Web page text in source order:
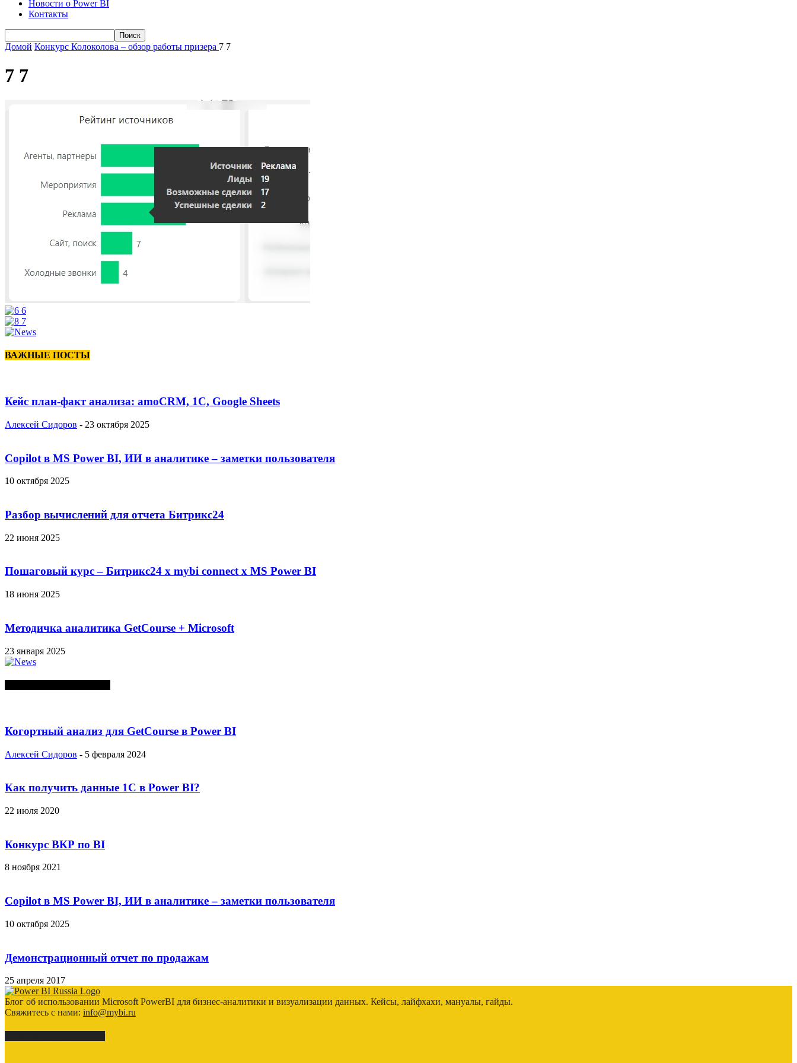
Новости о Power BI
Контакты
Домой Конкурс Колоколова – обзор работы призера 7 7
7 7
ВАЖНЫЕ ПОСТЫ
Кейс план-факт анализа: amoCRM, 1C, Google Sheets
Алексей Сидоров - 23 октября 2025
Copilot в MS Power BI, ИИ в аналитике – заметки пользователя
10 октября 2025
Разбор вычислений для отчета Битрикс24
22 июня 2025
Пошаговый курс – Битрикс24 х mybi connect х MS Power BI
18 июня 2025
Методичка аналитика GetCourse + Microsoft
23 января 2025
Когортный анализ для GetCourse в Power BI
Алексей Сидоров - 5 февраля 2024
Как получить данные 1С в Power BI?
22 июля 2020
Конкурс ВКР по BI
8 ноября 2021
Copilot в MS Power BI, ИИ в аналитике – заметки пользователя
10 октября 2025
Демонстрационный отчет по продажам
25 апреля 2017
Блог об использовании Microsoft PowerBI для бизнес-аналитики и визуализации данных. Кейсы, лайфхахи, мануалы, гайды.
Свяжитесь с нами: info@mybi.ru